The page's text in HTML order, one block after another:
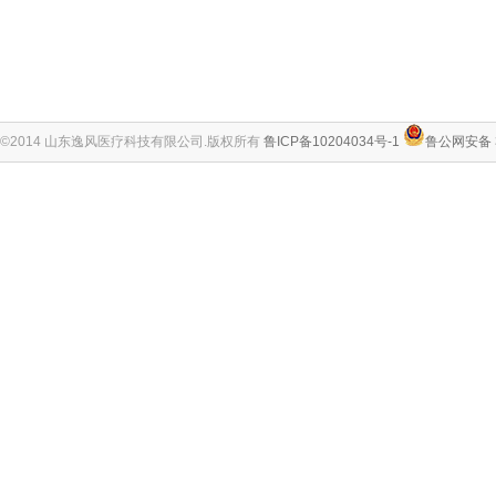
©2014 山东逸风医疗科技有限公司.版权所有 鲁ICP备10204034号-1 鲁公网安